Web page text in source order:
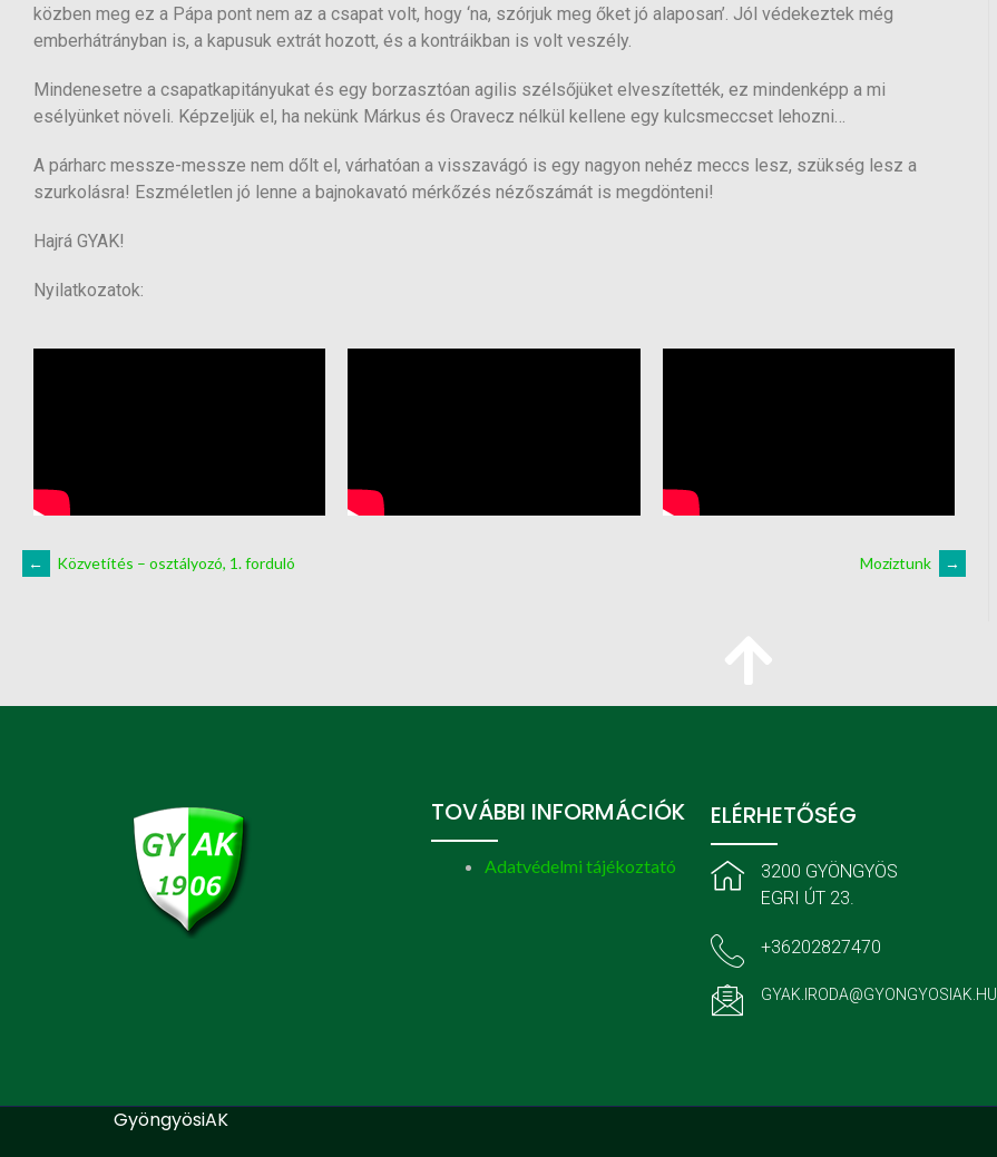
közben meg ez a Pápa pont nem az a csapat volt, hogy ‘na, szórjuk meg őket jó alaposan’. Jól védekeztek még
emberhátrányban is, a kapusuk extrát hozott, és a kontráikban is volt veszély.
Mindenesetre a csapatkapitányukat és egy borzasztóan agilis szélsőjüket elveszítették, ez mindenképp a mi
esélyünket növeli. Képzeljük el, ha nekünk Márkus és Oravecz nélkül kellene egy kulcsmeccset lehozni…
A párharc messze-messze nem dőlt el, várhatóan a visszavágó is egy nagyon nehéz meccs lesz, szükség lesz a
szurkolásra! Eszméletlen jó lenne a bajnokavató mérkőzés nézőszámát is megdönteni!
Hajrá GYAK!
Nyilatkozatok:
← Közvetítés – osztályozó, 1. forduló Moziztunk →
TOVÁBBI INFORMÁCIÓK
Adatvédelmi tájékoztató
ELÉRHETŐSÉG
3200 GYÖNGYÖS
EGRI ÚT 23.
+36202827470
GYAK.IRODA@GYONGYOSIAK.HU
GyöngyösiAK